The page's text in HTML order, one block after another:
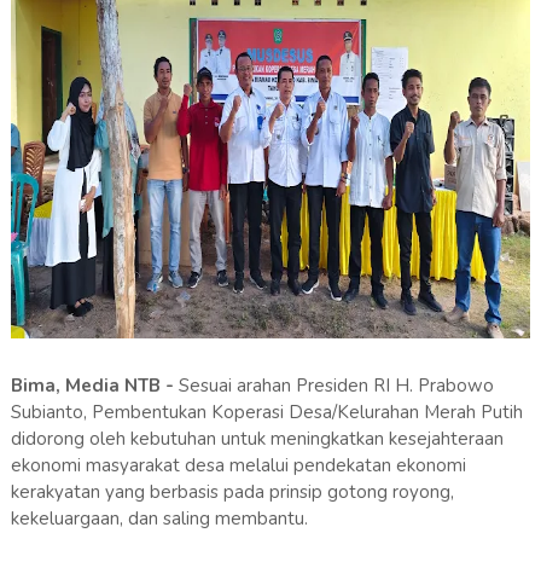
Bima, Media NTB - Sesuai arahan Presiden RI H. Prabowo
Subianto, Pembentukan Koperasi Desa/Kelurahan Merah Putih
didorong oleh kebutuhan untuk meningkatkan kesejahteraan
ekonomi masyarakat desa melalui pendekatan ekonomi
kerakyatan yang berbasis pada prinsip gotong royong,
kekeluargaan, dan saling membantu.